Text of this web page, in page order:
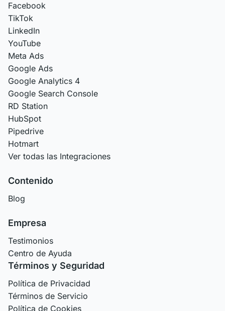
Facebook
TikTok
LinkedIn
YouTube
Meta Ads
Google Ads
Google Analytics 4
Google Search Console
RD Station
HubSpot
Pipedrive
Hotmart
Ver todas las Integraciones
Contenido
Blog
Empresa
Testimonios
Centro de Ayuda
Términos y Seguridad
Política de Privacidad
Términos de Servicio
Política de Cookies